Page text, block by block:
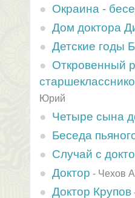
Окраина -
Дом доктора
Детские годы
Откровенный
Юрий
Четыре сына
Беседа
Случай с
Доктор - Чехов
Доктор Крупов